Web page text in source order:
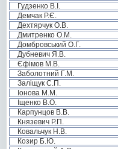
Гудзенко В.І.
Демчак Р.Є.
Дехтярчук О.В.
Дмитренко О.М.
Домбровський О.Г.
Дубневич Я.В.
Єфімов М.В.
Заболотний Г.М.
Заліщук С.П.
Іонова М.М.
Іщенко В.О.
Карпунцов В.В.
Князевич Р.П.
Ковальчук Н.В.
Козир Б.Ю.